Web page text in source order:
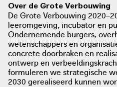
Over de Grote Verbouwing
De Grote Verbouwing
leeromgeving, incubator en
Ondernemende burgers,
wetenschappers en
concrete doorbraken en
ontwerp en
formuleren we strategische
2030 gerealiseerd kunnen